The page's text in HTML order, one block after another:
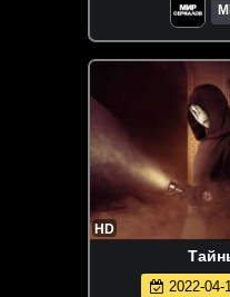
HD
2022-04-